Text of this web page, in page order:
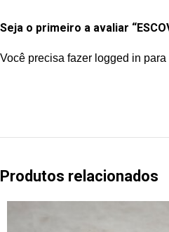
Seja o primeiro a avaliar
Você precisa fazer logged in para
Produtos relacionados